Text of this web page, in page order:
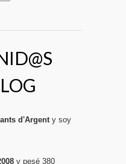
d'Argenty soy
y pesé 380